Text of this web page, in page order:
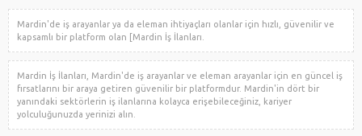
Mardin'de iş arayanlar ya da eleman ihtiyaçları olanlar için hızlı, güvenilir ve
kapsamlı bir platform olan [Mardin İş İlanları.
Mardin İş İlanları, Mardin'de iş arayanlar ve eleman arayanlar için en güncel iş
fırsatlarını bir araya getiren güvenilir bir platformdur. Mardin'in dört bir
yanındaki sektörlerin iş ilanlarına kolayca erişebileceğiniz, kariyer
yolculuğunuzda yerinizi alın.